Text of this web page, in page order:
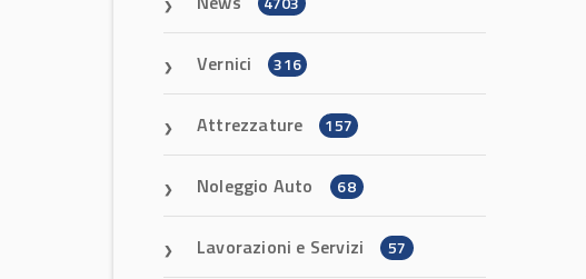
Vernici 316
Attrezzature 157
Noleggio Auto 68
Lavorazioni e Servizi 57